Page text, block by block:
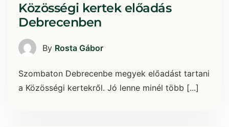
Közösségi kertek előadás
Debrecenben
By Rosta Gábor
Szombaton Debrecenbe megyek előadást tartani
a Közösségi kertekről. Jó lenne minél több [...]